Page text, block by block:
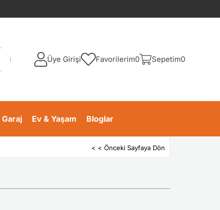
Üye Girişi Favorilerim0 Sepetim0
Ev & Yaşam Bloglar
< < Önceki Sayfaya Dön